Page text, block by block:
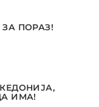
ПОРАЗ!
ИМА!